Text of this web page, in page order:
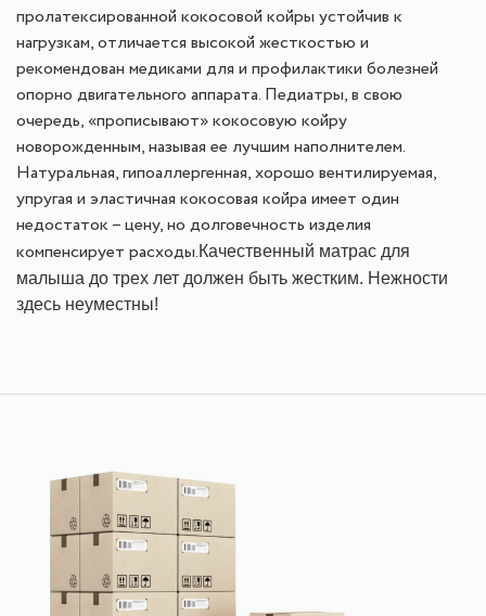
пролатексированной кокосовой койры устойчив к
нагрузкам, отличается высокой жесткостью и
рекомендован медиками для и профилактики болезней
опорно двигательного аппарата. Педиатры, в свою
очередь, «прописывают» кокосовую койру
новорожденным, называя ее лучшим наполнителем.
Натуральная, гипоаллергенная, хорошо вентилируемая,
упругая и эластичная кокосовая койра имеет один
недостаток – цену, но долговечность изделия
компенсирует расходы.Качественный матрас для
малыша до трех лет должен быть жестким. Нежности
здесь неуместны!